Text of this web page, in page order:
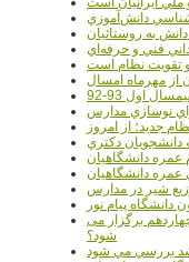
دانش‌آموزي
به روستائيان
تقويت نظام است
از مهرماه امسال
اول 93-92
جديد؛ از امروز
دانشجويان دکتري
عمره دانشگاهيان
عمره دانشگاهيان
شير در مدارس
دانشگاه پیام نور
برگزار می
شود؟